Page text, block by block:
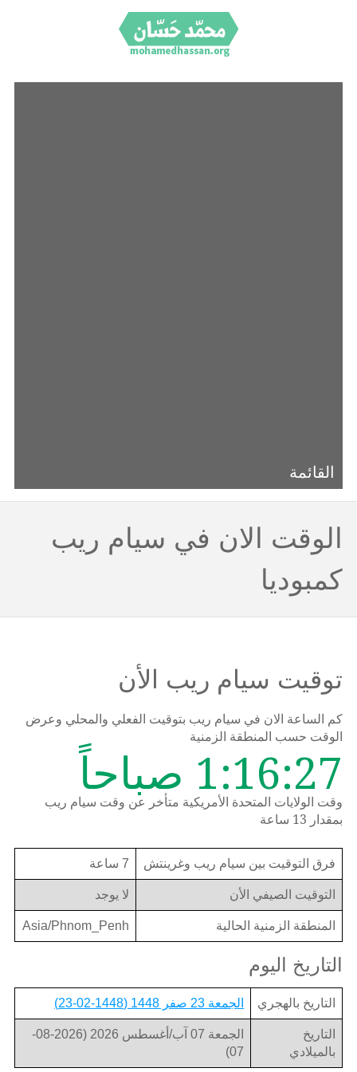
القائمة
الوقت الان في سيام ريب
كمبوديا
توقيت سيام ريب الأن
كم الساعة الان في سيام ريب بتوقيت الفعلي والمحلي وعرض
الوقت حسب المنطقة الزمنية
1:16:27 صباحاً
وقت الولايات المتحدة الأمريكية متأخر عن وقت سيام ريب
بمقدار 13 ساعة
فرق التوقيت بين سيام ريب وغرينتش 7 ساعة
التوقيت الصيفي الأن لا يوجد
المنطقة الزمنية الحالية Asia/Phnom_Penh
التاريخ اليوم
التاريخ بالهجري الجمعة 23 صفر 1448 (1448-02-23)
التاريخ
بالميلادي
الجمعة 07 آب/أغسطس 2026 (2026-08-
07)